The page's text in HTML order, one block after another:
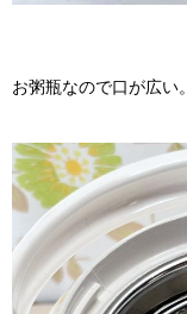
お粥瓶なので口が広い。